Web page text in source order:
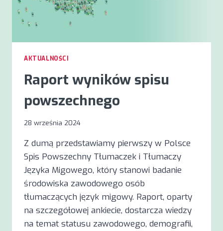
AKTUALNOŚCI
Raport wyników spisu
powszechnego
28 września 2024
Z dumą przedstawiamy pierwszy w Polsce
Spis Powszechny Tłumaczek i Tłumaczy
Języka Migowego, który stanowi badanie
środowiska zawodowego osób
tłumaczących język migowy. Raport, oparty
na szczegółowej ankiecie, dostarcza wiedzy
na temat statusu zawodowego, demografii,